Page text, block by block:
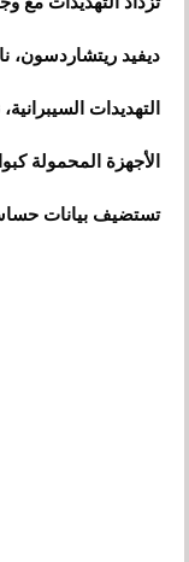
التهديدات
الأجهزة المحمولة
تستضيف بيانات